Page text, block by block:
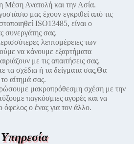
Μέση Ανατολή και την Ασία.
μας έχουν εγκριθεί από τις
ISO13485, είναι ο
συνεργάτης σας.
λεπτομέρειες των
να κάνουμε εξαρτήματα
με τις απαιτήσεις σας,
τα σχέδια ή τα δείγματα σας,Θα
αίτημά σας.
μακροπρόθεσμη σχέση με την
παγκόσμιες αγορές και να
όφελος ο ένας για τον άλλο.
Υπηρεσία